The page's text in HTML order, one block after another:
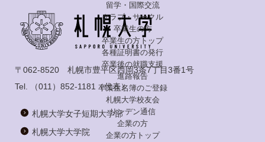
留学・国際交流
クラブ・サークル
卒業生の方
卒業生の方トップ
各種証明書の発行
卒業後の就職支援
進路報告
卒業生名簿のご登録
札幌大学校友会
リンデン通信
企業の方
企業の方トップ
〒062-8520 札幌市豊平区西岡3条7丁目3番1号
Tel.
（011）852-1181 （代表）
札幌大学女子短期大学部
札幌大学大学院